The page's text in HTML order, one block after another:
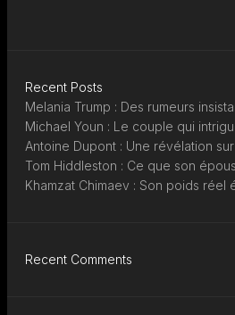
Recent Posts
Melania Trump : Des rumeurs
Michael Youn : Le couple qui
Antoine Dupont : Une révélation
Tom Hiddleston : Ce que son
Khamzat Chimaev : Son poids réel
Recent Comments